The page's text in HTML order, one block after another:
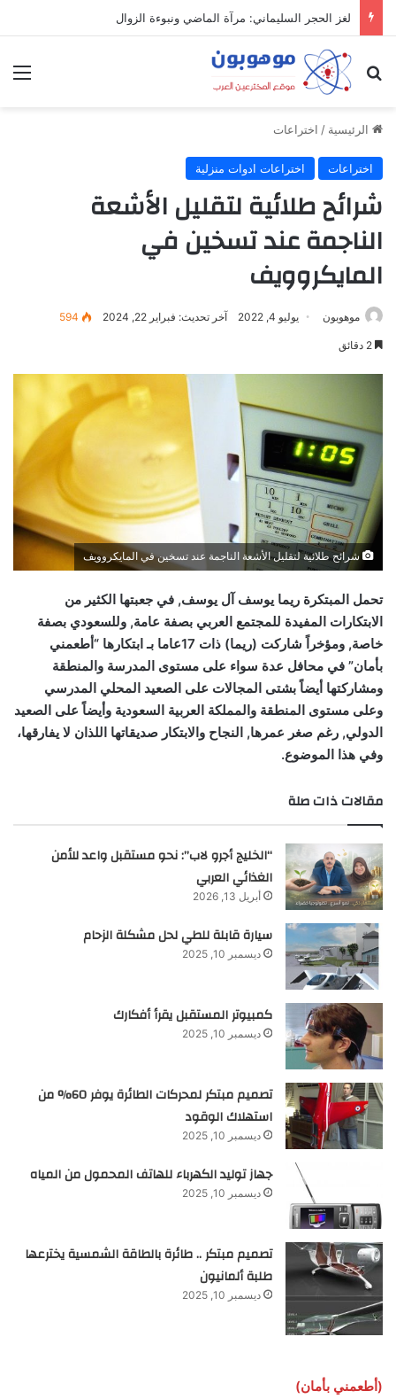
لغز الحجر السليماني: مرآة الماضي ونبوءة الزوال
بحث عن
الرئيسية / اختراعات
اختراعات اختراعات ادوات منزلية
شرائح طلائية لتقليل الأشعة
الناجمة عند تسخين في
المايكروويف
موهوبون يوليو 4, 2022 آخر تحديث: فبراير 22, 2024 594
شرائح طلائية لتقليل الأشعة الناجمة عند تسخين في المايكروويف
تحمل المبتكرة ريما يوسف آل يوسف, في جعبتها الكثير من
الابتكارات المفيدة للمجتمع العربي بصفة عامة, وللسعودي بصفة
خاصة, ومؤخراً شاركت (ريما) ذات 17عاما بـ ابتكارها “أطعمني
بأمان” في محافل عدة سواء على مستوى المدرسة والمنطقة
ومشاركتها أيضاً بشتى المجالات على الصعيد المحلي المدرسي
وعلى مستوى المنطقة والمملكة العربية السعودية وأيضاً على الصعيد
الدولي, رغم صغر عمرها, النجاح والابتكار صديقاتها اللذان لا يفارقها،
وفي هذا الموضوع.
مقالات ذات صلة
“الخليج أجرو لاب”: نحو مستقبل واعد للأمن
الغذائي العربي
أبريل 13, 2026
سيارة قابلة للطي لحل مشكلة الزحام
ديسمبر 10, 2025
كمبيوتر المستقبل يقرأ أفكارك
ديسمبر 10, 2025
تصميم مبتكر لمحركات الطائرة يوفر 60% من
استهلاك الوقود
ديسمبر 10, 2025
جهاز توليد الكهرباء للهاتف المحمول من المياه
ديسمبر 10, 2025
تصميم مبتكر .. طائرة بالطاقة الشمسية يخترعها
طلبة ألمانيون
ديسمبر 10, 2025
(أطعمني بأمان)